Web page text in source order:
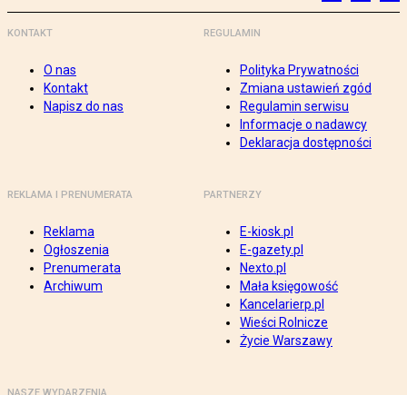
KONTAKT
O nas
Kontakt
Napisz do nas
REGULAMIN
Polityka Prywatności
Zmiana ustawień zgód
Regulamin serwisu
Informacje o nadawcy
Deklaracja dostępności
REKLAMA I PRENUMERATA
Reklama
Ogłoszenia
Prenumerata
Archiwum
PARTNERZY
E-kiosk.pl
E-gazety.pl
Nexto.pl
Mała księgowość
Kancelarierp.pl
Wieści Rolnicze
Życie Warszawy